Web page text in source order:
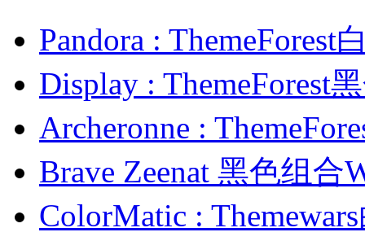
Pandora : ThemeForest
Display : ThemeForest
Archeronne :
Brave Zeenat 黑色组合
ColorMatic :